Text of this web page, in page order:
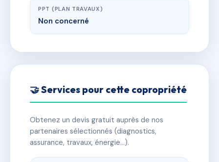
PPT (PLAN TRAVAUX)
Non concerné
🤝 Services pour cette copropriété
Obtenez un devis gratuit auprès de nos
partenaires sélectionnés (diagnostics,
assurance, travaux, énergie…).